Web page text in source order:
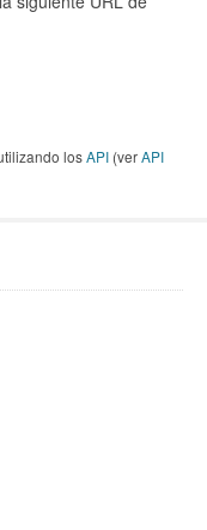
losAPI (verAPI